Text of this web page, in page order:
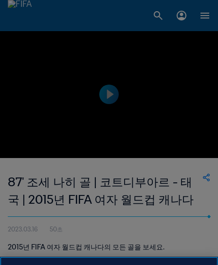
87' 조세 나히 골 | 코트디부아르 - 태
국 | 2015년 FIFA 여자 월드컵 캐나다
2023.03.16 50초
2015년 FIFA 여자 월드컵 캐나다의 모든 골을 보세요.